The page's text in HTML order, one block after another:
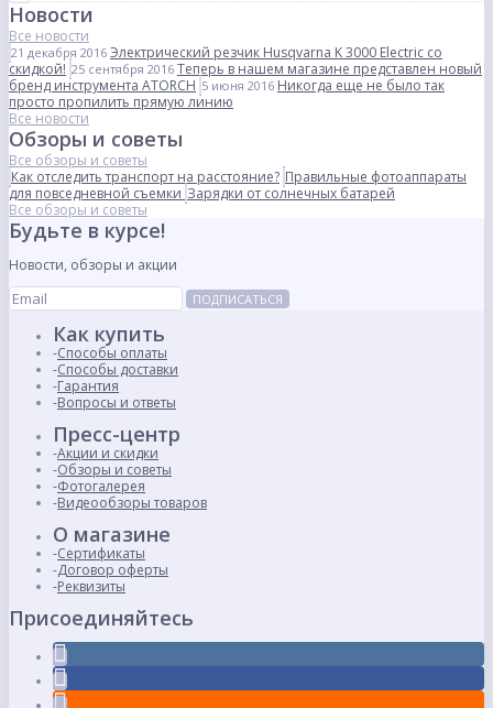
Новости
Все новости
21 декабря 2016 Электрический резчик Husqvarna K 3000 Electric со
скидкой! 25 сентября 2016 Теперь в нашем магазине представлен новый
бренд инструмента ATORCH 5 июня 2016 Никогда еще не было так
просто пропилить прямую линию
Все новости
Обзоры и советы
Все обзоры и советы
Как отследить транспорт на расстояние? Правильные фотоаппараты
для повседневной съемки Зарядки от солнечных батарей
Все обзоры и советы
Будьте в курсе!
Новости, обзоры и акции
ПОДПИСАТЬСЯ
Как купить
Способы оплаты
Способы доставки
Гарантия
Вопросы и ответы
Пресс-центр
Акции и скидки
Обзоры и советы
Фотогалерея
Видеообзоры товаров
О магазине
Сертификаты
Договор оферты
Реквизиты
Присоединяйтесь